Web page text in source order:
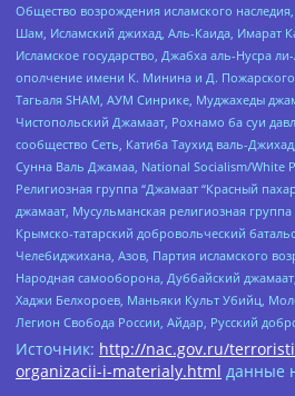
Общество возрождения исламского
Шам, Исламский джихад, Аль-Каида, Имарат
Исламское государство, Джабха аль-Нусра
ополчение имени К. Минина и Д.
Тагьаля SHAM, АУМ Синрике, Муджахеды
Чистопольский Джамаат, Рохнамо ба суи
сообщество Сеть, Катиба Таухид валь-
Сунна Валь Джамаа, National Socialism/White
Религиозная группа “Джамаат “Красный
джамаат, Мусульманская религиозная
Крымско-татарский добровольческий
Челебиджихана, Азов, Партия исламского
Народная самооборона, Дуббайский
Хаджи Белхороев, Маньяки Культ Убийц,
Легион Свобода России, Айдар, Русский
Источник: http://nac.gov.ru/
organizacii-i-materialy.html данные